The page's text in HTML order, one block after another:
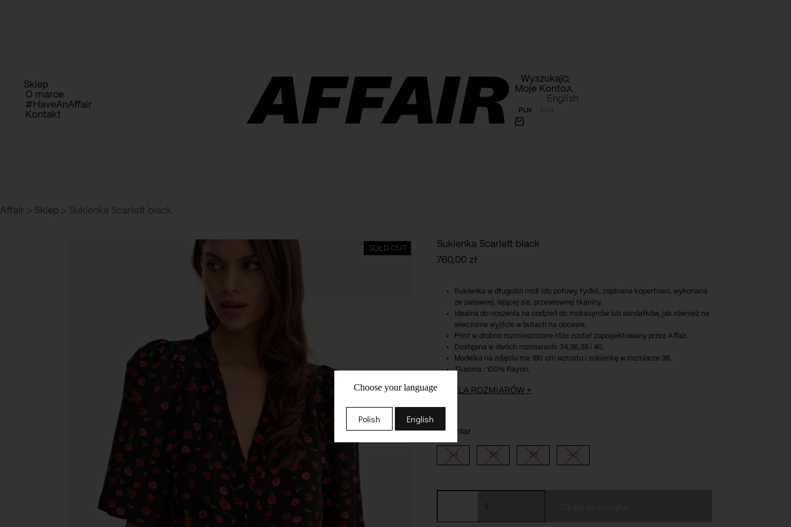
Sklep
O marce
#HaveAnAffair
Kontakt
Wyszukaj
Moje Konto
English
PLN EUR
Koszyk
Affair > Sklep > Sukienka Scarlett black
SOLD OUT
Sukienka Scarlett black
760,00 zł
Sukienka w długości midi (do połowy łydki), zapinana kopertowo, wykonana
ze zwiewnej, lejącej sie, przewiewnej tkaniny.
Idealna do noszenia na codzień do mokasynów lub sandałków, jak również na
wieczorne wyjście w butach na obcasie.
Print w drobno rozmieszczone róże został zaprojektowany przez Affair.
Dostępna w dwóch rozmiarach: 34,36,38 i 40.
Modelka na zdjęciu ma 180 cm wzrostu i sukienkę w rozmiarze 36.
Tkanina : 100% Rayon.
TABELA ROZMIARÓW +
Długość całkowita : 128 cm
Długość rękawa : 32 cm
Rozmiar
34 36 38 40
black
Choose your language
Polish English